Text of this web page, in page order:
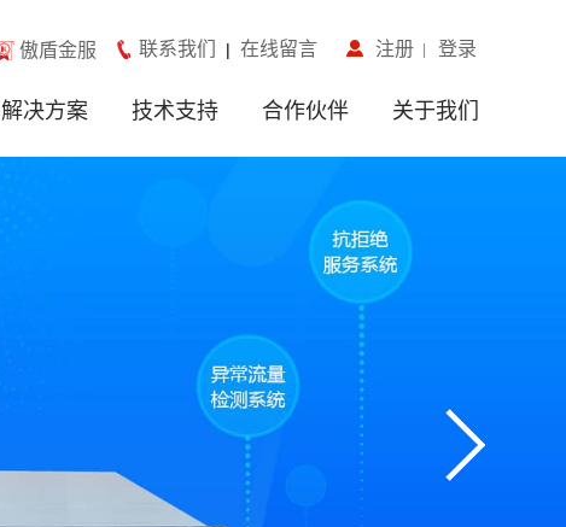
傲盾金服 联系我们 | 在线留言 注册 登录
解决方案 技术支持 合作伙伴 关于我们